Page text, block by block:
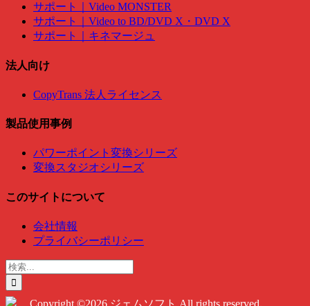
サポート｜Video MONSTER
サポート｜Video to BD/DVD X・DVD X
サポート｜キネマージュ
法人向け
CopyTrans 法人ライセンス
製品使用事例
パワーポイント変換シリーズ
変換スタジオシリーズ
このサイトについて
会社情報
プライバシーポリシー
検
索
…
Copyright ©2026 ジェムソフト All rights reserved.